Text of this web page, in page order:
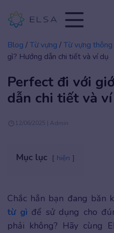
Blog /Từ vựng /Từ vựng
gì? Hướng dẫn chi tiết và ví dụ
Perfect đi với
dẫn chi tiết và
12/06/2025 | Admin
Mục lục hiện
Chắc hẳn bạn đang băn
từ gì để sử dụng cho
phải không? Hãy cùng